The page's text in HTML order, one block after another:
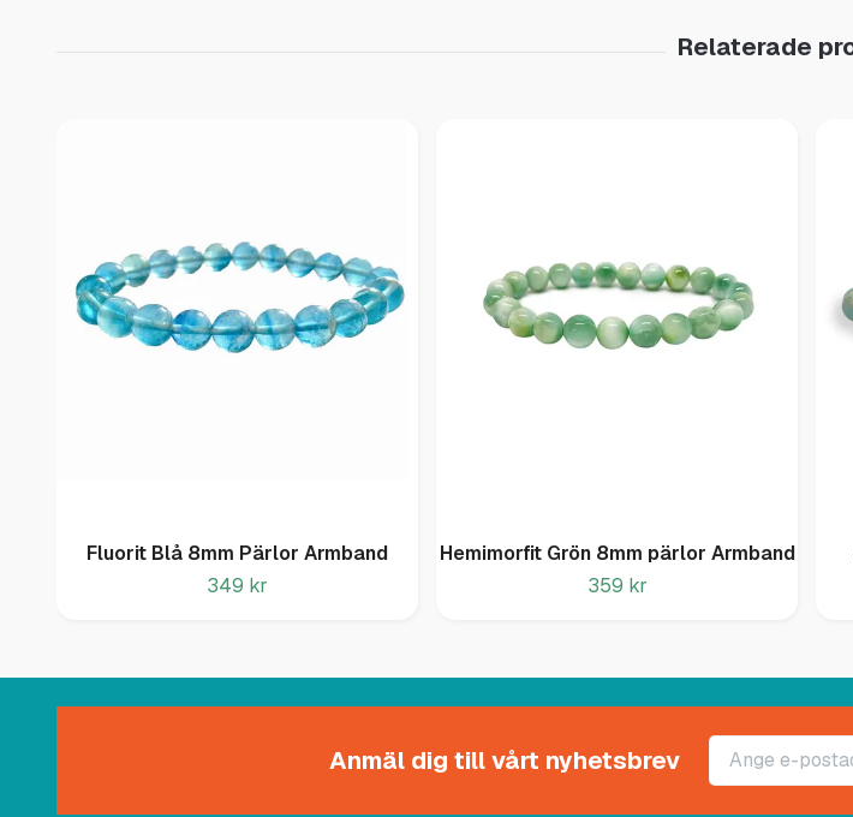
Fluorit Blå 8mm Pärlor Armband
349 kr
Hemimorfit Grön 8mm pärlor Armband
359 kr
Anmäl dig till vårt nyhetsbrev